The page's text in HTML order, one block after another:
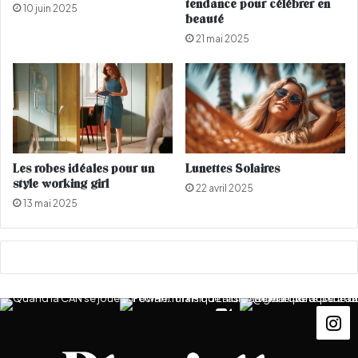
e
-
e
n
d
?
r
s
s
e
u
t
a
t
o
é
a
10 juin 2025
tendance pour célébrer en
beauté
21 mai 2025
Les robes idéales pour un
style working girl
13 mai 2025
Lunettes Solaires
22 avril 2025